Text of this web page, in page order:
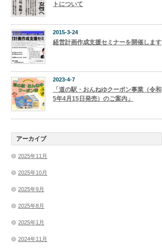
トについて
2015-3-24
経営計画作成支援セミナーを開催します
2023-4-7
「道の駅・おんねゆクーポン事業（令和
5年4月15日発売）のご案内」
アーカイブ
2025年11月
2025年10月
2025年9月
2025年8月
2025年1月
2024年11月